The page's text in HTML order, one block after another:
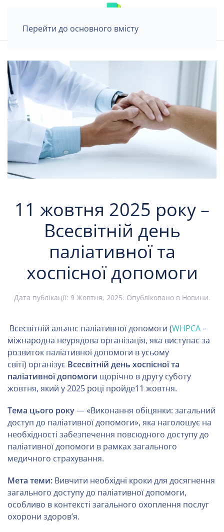
Перейти до основного вмісту
11 жовтня 2025 року –
Всесвітній день
паліативної та
хоспісної допомоги
Дата публікації: 9 Жовтня, 2025. Опубліковано в Новини.
Всесвітній альянс паліативної допомоги (WHPCA–
міжнародна неурядова організація, яка виступає за
розвиток паліативної допомоги в усьому
світі) організує Всесвітній день хоспісної та
паліативної допомоги щорічно в другу суботу
жовтня, який у 2025 році пройде11 жовтня.
Тема цього року— «Виконання обіцянки: загальний
доступ до паліативної допомоги», яка наголошує на
необхідності забезпечення повсюдного доступу до
паліативної допомоги в рамках загального
медичного страхування.
Мета теми: Вивчити необхідні кроки для досягнення
загального доступу до паліативної допомоги,
особливо в контексті загального охоплення послуг
охорони здоров’я.